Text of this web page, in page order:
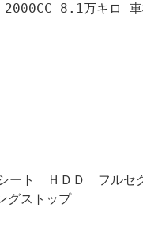
8.1万キロ 車
ート　ＨＤＤ　フル
グストップ